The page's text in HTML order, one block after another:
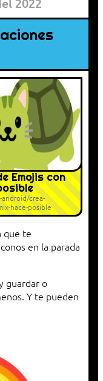
Emojis con
crea-
hace-posible
que te
en la parada
guardar o
Y te pueden